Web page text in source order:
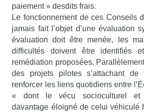
paiement » desdits frais.
Le fonctionnement de ces Conseils
jamais fait l’objet d’une évaluation
évaluation doit être menée, les
difficultés doivent être identifiés
remédiation proposées.
des projets pilotes s’attachant de
renforcer les liens quotidiens entre
« dont le vécu socioculturel et
davantage éloigné de celui véhiculé